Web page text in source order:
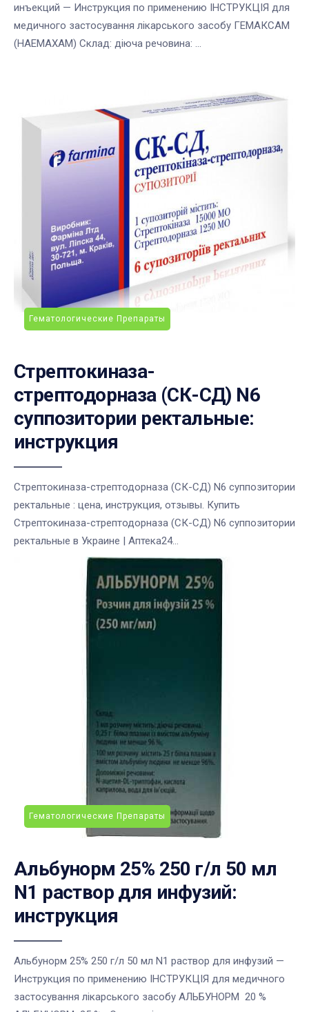
инъекций — Инструкция по применению ІНСТРУКЦІЯ для
медичного застосування лікарського засобу ГЕМАКСАМ
(HAEMAXAM) Склад: діюча речовина: ...
Гематологические Препараты
Стрептокиназа-
стрептодорназа (СК-СД) N6
суппозитории ректальные:
инструкция
Стрептокиназа-стрептодорназа (СК-СД) N6 суппозитории
ректальные : цена, инструкция, отзывы. Купить
Стрептокиназа-стрептодорназа (СК-СД) N6 суппозитории
ректальные в Украине | Аптека24...
Гематологические Препараты
Альбунорм 25% 250 г/л 50 мл
N1 раствор для инфузий:
инструкция
Альбунорм 25% 250 г/л 50 мл N1 раствор для инфузий —
Инструкция по применению ІНСТРУКЦІЯ для медичного
застосування лікарського засобу АЛЬБУНОРМ 20 %